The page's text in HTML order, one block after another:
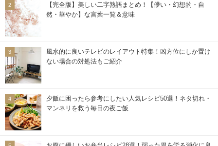
【完全版】美しい二字熟語まとめ！【儚い・幻想的・自
然・華やか】な言葉一覧＆意味
風水的に良いテレビのレイアウト特集！凶方位にしか置け
ない場合の対処法もご紹介
夕飯に困ったら参考にしたい人気レシピ50選！ネタ切れ・
マンネリを救う毎日の夜ご飯